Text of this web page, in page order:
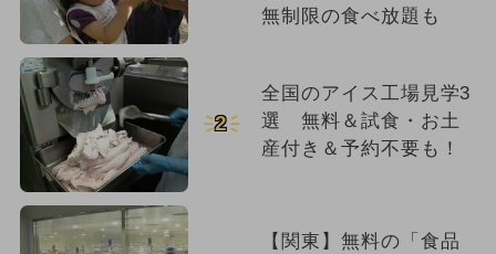
無制限の食べ放題も
2
全国のアイス工場見学3
選 無料＆試食・お土
産付き＆予約不要も！
【関東】無料の「食品